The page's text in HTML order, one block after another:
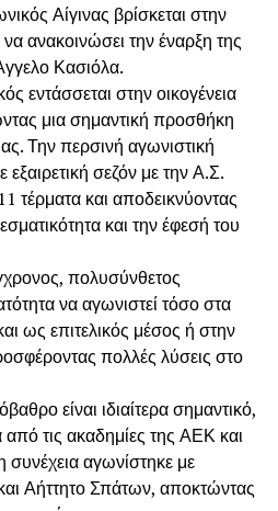
Αίγινας βρίσκεται στην
να ανακοινώσει την έναρξη της
Κασιόλα.
εντάσσεται στην οικογένεια
μια σημαντική προσθήκη
Την περσινή αγωνιστική
σεζόν με την Α.Σ.
τέρματα και αποδεικνύοντας
και την έφεσή του
πολυσύνθετος
να αγωνιστεί τόσο στα
ως επιτελικός μέσος ή στην
πολλές λύσεις στο
είναι ιδιαίτερα σημαντικό,
τις ακαδημίες της ΑΕΚ και
αγωνίστηκε με
Αήττητο Σπάτων, αποκτώντας